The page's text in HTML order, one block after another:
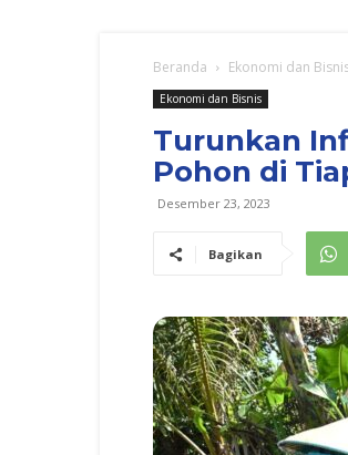
Beranda Ekonomi dan
Ekonomi dan Bisnis
Turunkan
Pohon di
Desember 23, 2023
Bagikan